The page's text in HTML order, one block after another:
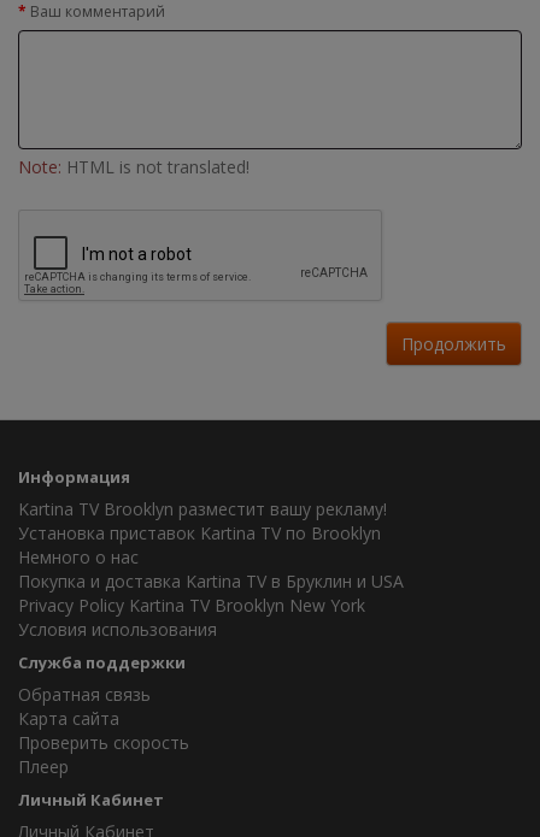
Ваш комментарий
Note: HTML is not translated!
Продолжить
Информация
Kartina TV Brooklyn разместит вашу рекламу!
Установка приставок Kartina TV по Brooklyn
Немного о нас
Покупка и доставка Kartina TV в Бруклин и USA
Privacy Policy Kartina TV Brooklyn New York
Условия использования
Служба поддержки
Обратная связь
Карта сайта
Проверить скорость
Плеер
Личный Кабинет
Личный Кабинет